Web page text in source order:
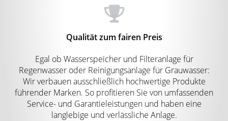
Qualität zum fairen Preis
Egal ob Wasserspeicher und Filteranlage für
Regenwasser oder Reinigungsanlage für Grauwasser:
Wir verbauen ausschließlich hochwertige Produkte
führender Marken. So profitieren Sie von umfassenden
Service- und Garantieleistungen und haben eine
langlebige und verlässliche Anlage.